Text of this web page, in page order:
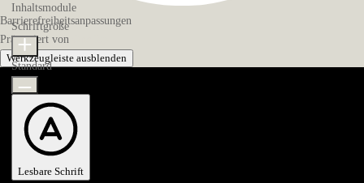
Barrierefreiheitsanpassungen
Präsentiert von
Werkzeugleiste ausblenden
Inhaltsmodule
Schriftgröße
Standard
Lesbare Schrift